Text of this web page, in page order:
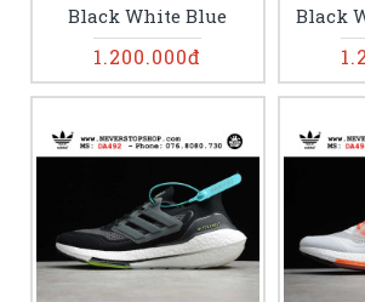
Black White Blue
1.200.000đ
Black